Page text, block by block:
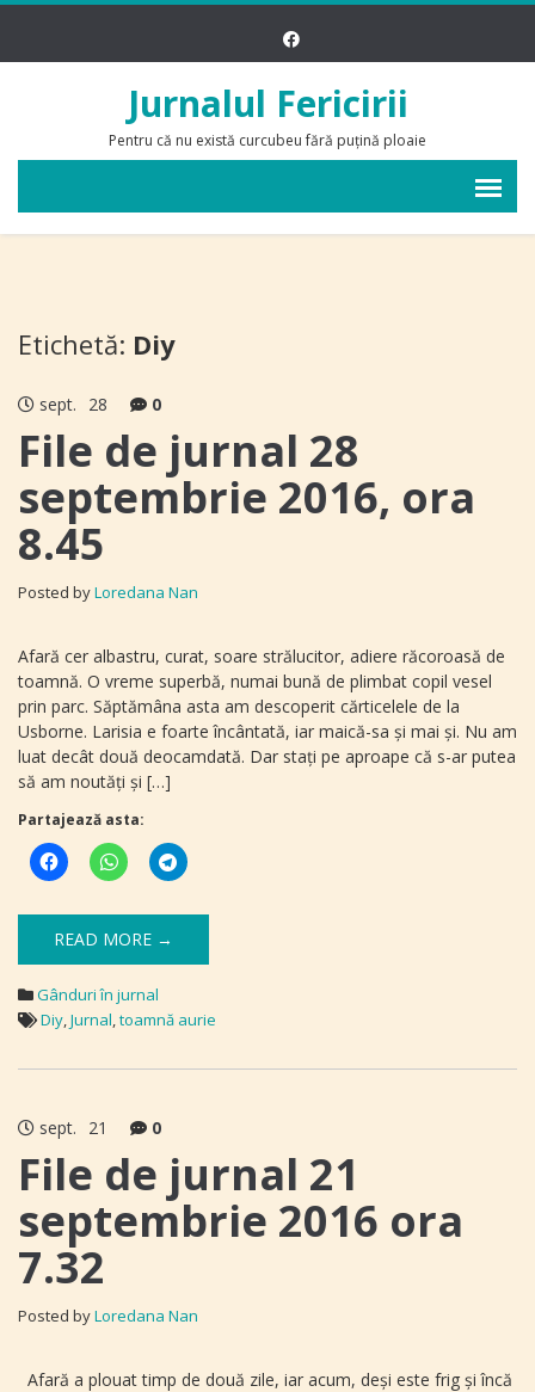
Jurnalul Fericirii
Pentru că nu există curcubeu fără puțină ploaie
Etichetă: Diy
sept. 28 0
File de jurnal 28
septembrie 2016, ora
8.45
Posted byLoredana Nan
Afară cer albastru, curat, soare strălucitor, adiere răcoroasă de
toamnă. O vreme superbă, numai bună de plimbat copil vesel
prin parc. Săptămâna asta am descoperit cărticelele de la
Usborne. Larisia e foarte încântată, iar maică-sa și mai și. Nu am
luat decât două deocamdată. Dar stați pe aproape că s-ar putea
să am noutăți și […]
Partajează asta:
READ MORE →
Gânduri în jurnal
Diy,Jurnal,toamnă aurie
sept. 21 0
File de jurnal 21
septembrie 2016 ora
7.32
Posted byLoredana Nan
Afară a plouat timp de două zile, iar acum, deşi este frig şi încă